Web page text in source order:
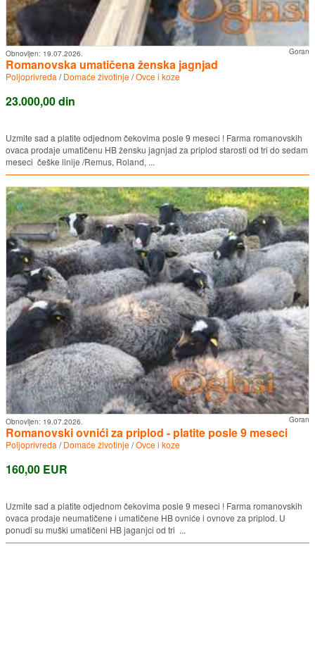
Goran
Obnovljen: 19.07.2026.
Romanovska umatičena ženska jagnjad
Poljoprivreda /Domaće životinje/Ovce i koze
23.000,00 din
Uzmite sad a platite odjednom čekovima posle 9 meseci ! Farma romanovskih
ovaca prodaje umatičenu HB žensku jagnjad za priplod starosti od tri do sedam
meseci češke linije /Remus, Roland, ...
Goran
Obnovljen: 19.07.2026.
Romanovski ovnići za priplod - platite posle 9 meseci
Poljoprivreda /Domaće životinje/Ovce i koze
160,00 EUR
Uzmite sad a platite odjednom čekovima posle 9 meseci ! Farma romanovskih
ovaca prodaje neumatičene i umatičene HB ovniće i ovnove za priplod. U
ponudi su muški umatičeni HB jaganjci od tri ...